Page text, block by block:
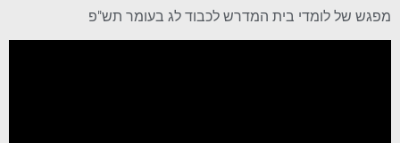
מפגש של לומדי בית המדרש לכבוד לג בעומר תש"פ